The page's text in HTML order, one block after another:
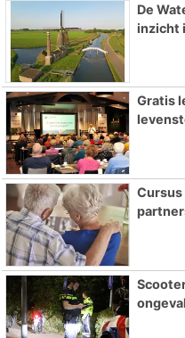
De
inzicht
Gratis
Cursus
ongeval